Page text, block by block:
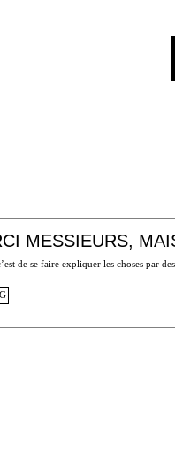
MESSIEURS,
de se faire expliquer les choses par